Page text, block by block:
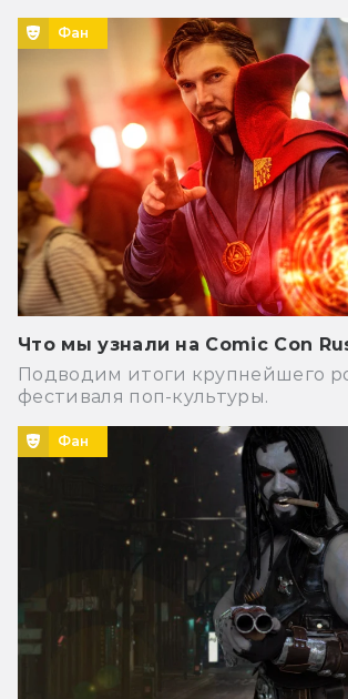
Фан
Что мы узнали на Comic Con
Подводим итоги крупнейшего
фестиваля поп-культуры.
Фан